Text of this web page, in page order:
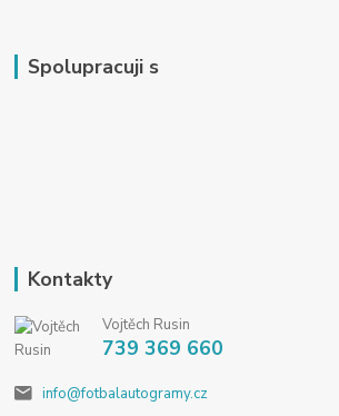
Spolupracuji s
Kontakty
Vojtěch Rusin
739 369 660
info@fotbalautogramy.cz